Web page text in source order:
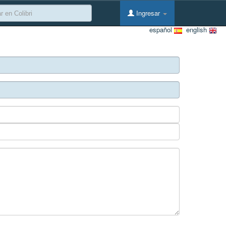
Ingresar
english
español